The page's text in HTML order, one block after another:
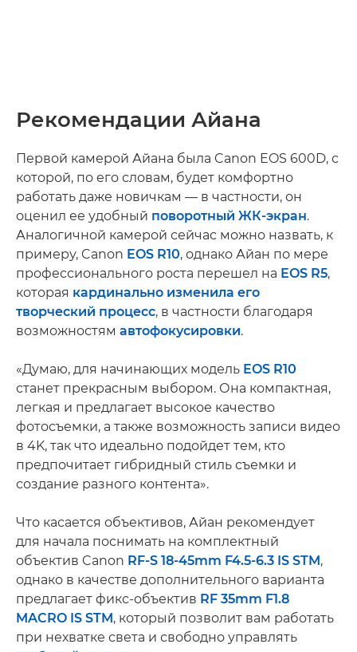
Рекомендации Айана
Первой камерой Айана была Canon EOS 600D, с
которой, по его словам, будет комфортно
работать даже новичкам — в частности, он
оценил ее удобный поворотный ЖК-экран.
Аналогичной камерой сейчас можно назвать, к
примеру, Canon EOS R10, однако Айан по мере
профессионального роста перешел на EOS R5,
которая кардинально изменила его
творческий процесс, в частности благодаря
возможностям автофокусировки.
«Думаю, для начинающих модель EOS R10
станет прекрасным выбором. Она компактная,
легкая и предлагает высокое качество
фотосъемки, а также возможность записи видео
в 4K, так что идеально подойдет тем, кто
предпочитает гибридный стиль съемки и
создание разного контента».
Что касается объективов, Айан рекомендует
для начала поснимать на комплектный
объектив Canon RF-S 18-45mm F4.5-6.3 IS STM,
однако в качестве дополнительного варианта
предлагает фикс-объектив RF 35mm F1.8
MACRO IS STM, который позволит вам работать
при нехватке света и свободно управлять